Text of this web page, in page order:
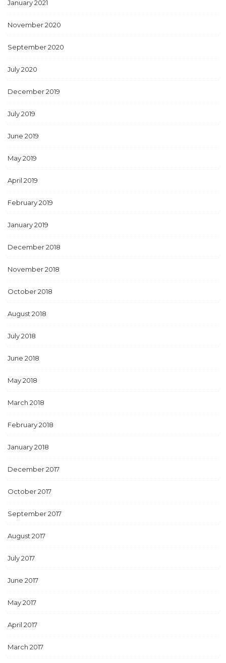
January 2021
November 2020
September 2020
July 2020
December 2019
July 2019
June 2019
May 2019
April 2019
February 2019
January 2019
December 2018
November 2018
October 2018
August 2018
July 2018
June 2018
May 2018
March 2018
February 2018
January 2018
December 2017
October 2017
September 2017
August 2017
July 2017
June 2017
May 2017
April 2017
March 2017